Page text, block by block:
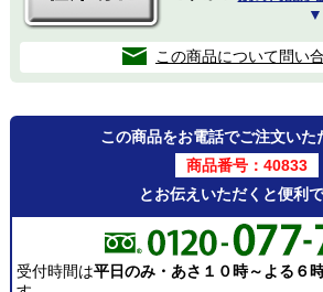
▼
この商品について問い
この商品をお電話でご注文いた
商品番号：40833
とお伝えいただくと便利で
受付時間は平日のみ・あさ１０時～よる６